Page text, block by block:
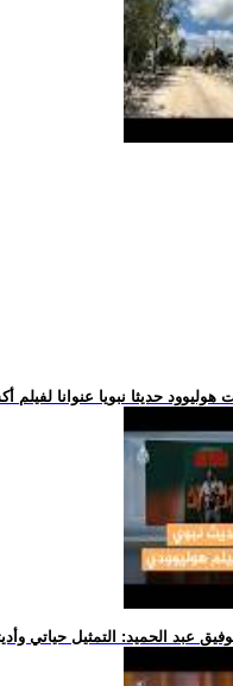
هوليوود حديثا نبويا عنوانا لفيلم
عبد الحميد: التمثيل حياتي